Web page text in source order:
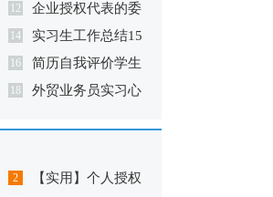
汇编15篇
12
企业授权代表的委
托书
14
实习生工作总结15
篇
16
简历自我评价学生
范文
18
外贸业务员实习心
2
【实用】个人授权